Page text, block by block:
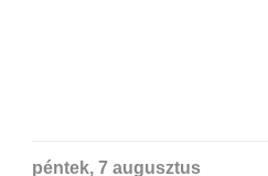
péntek, 7 augusztus